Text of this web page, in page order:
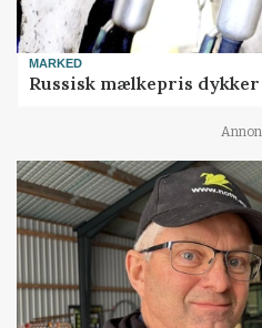
MARKED
Russisk mælkepris